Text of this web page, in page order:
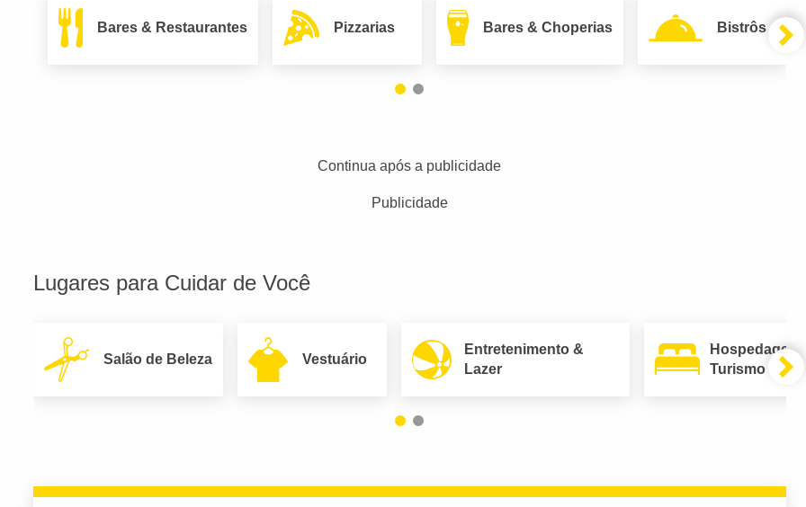
Bares & Restaurantes Pizzarias Bares & Choperias Bistrôs
Continua após a publicidade
Publicidade
Lugares para Cuidar de Você
Salão de Beleza Vestuário
Entretenimento &
Lazer
Hospedagem
Turismo